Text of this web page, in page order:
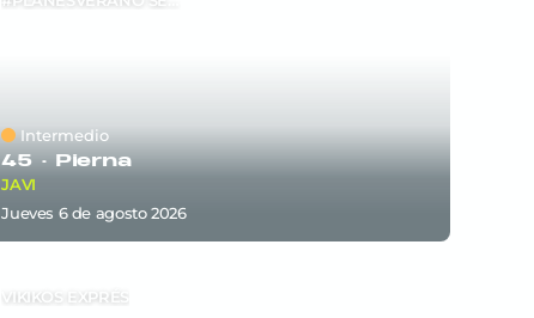
Intermedio
45 · Pierna
JAVI
jueves 6de agosto 2026
VIKIKOS EXPRÉS